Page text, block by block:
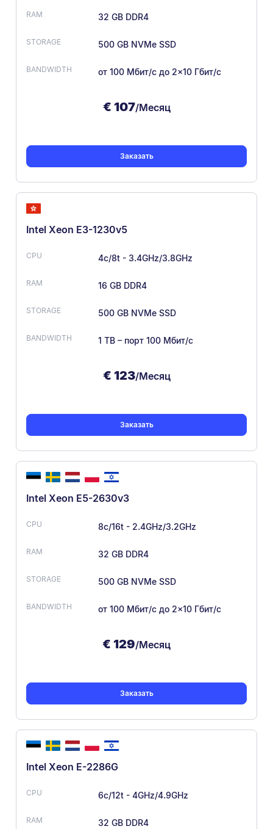
32 GB DDR4
500 GB NVMe SSD
от 100 Мбит/с до 2×10 Гбит/с
€ 107/Месяц
Заказать
Intel Xeon E3-1230v5
4c/8t - 3.4GHz/3.8GHz
16 GB DDR4
500 GB NVMe SSD
1 ТВ – порт 100 Мбит/с
€ 123/Месяц
Заказать
Intel Xeon E5-2630v3
8c/16t - 2.4GHz/3.2GHz
32 GB DDR4
500 GB NVMe SSD
от 100 Мбит/с до 2×10 Гбит/с
€ 129/Месяц
Заказать
Intel Xeon E-2286G
6c/12t - 4GHz/4.9GHz
32 GB DDR4